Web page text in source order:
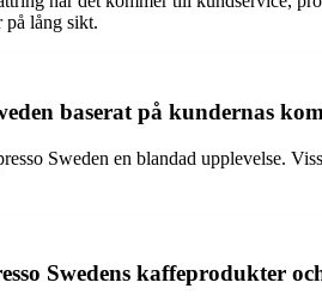
på lång sikt.
baserat på kundernas
Sweden en blandad upplevelse.
Swedens kaffeprodukter